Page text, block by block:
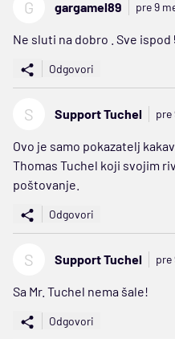
G gargamel89 pre 9
Ne sluti na dobro . Sve ispod
Odgovori
S Support Tuchel pre
Ovo je samo pokazatelj
Thomas Tuchel koji svojim
poštovanje.
Odgovori
S Support Tuchel pre
Sa Mr. Tuchel nema šale!
Odgovori